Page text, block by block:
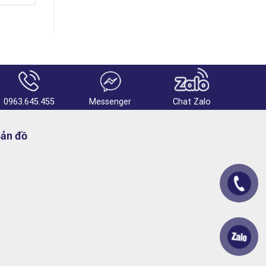
0963.645.455 Messenger Chat Zalo
đồ